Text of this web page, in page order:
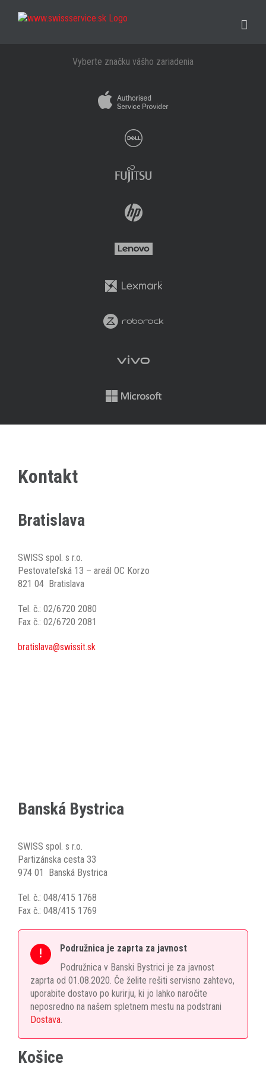
Vyberte značku vášho zariadenia
Kontakt
Bratislava
SWISS spol. s r.o.
Pestovateľská 13 – areál OC Korzo
821 04 Bratislava
Tel. č.: 02/6720 2080
Fax č.: 02/6720 2081
bratislava@swissit.sk
Banská Bystrica
SWISS spol. s r.o.
Partizánska cesta 33
974 01 Banská Bystrica
Tel. č.: 048/415 1768
Fax č.: 048/415 1769
!
Podružnica je zaprta za javnost
Podružnica v Banski Bystrici je za javnost
zaprta od 01.08.2020. Če želite rešiti servisno zahtevo,
uporabite dostavo po kurirju, ki jo lahko naročite
neposredno na našem spletnem mestu na podstrani
Dostava
Košice